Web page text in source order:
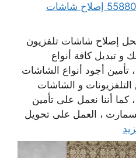
فني تصليح تلفزيونات 55880595 إصلاح شاشات
إصلاح شاشات تلفزيون
و تبديل كافة أنواع
تأمين أجود أنواع الشاشات
التلفزيونات و الشاشات
كما أننا نعمل على تأمين
، العمل على تحويل